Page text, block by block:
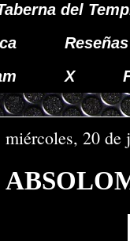
del
Reseñas
X
miércoles, 20 de